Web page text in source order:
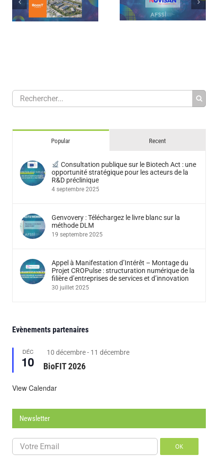
Focus sur les membres AFSSI –
Nuvisan
Tribune : Les CRO françaises au
cœur de l’innovation et de la
souveraineté
Popular Recent
Consultation publique sur le Biotech Act : une
opportunité stratégique pour les acteurs de la
R&D préclinique
4 septembre 2025
Genvovery : Téléchargez le livre blanc sur la
méthode DLM
19 septembre 2025
Appel à Manifestation d’Intérêt – Montage du
Projet CROPulse : structuration numérique de la
filière d’entreprises de services et d’innovation
30 juillet 2025
Evènements partenaires
DÉC
10
Featured
10 décembre- 11 décembre
BioFIT 2026
View Calendar
Newsletter
OK